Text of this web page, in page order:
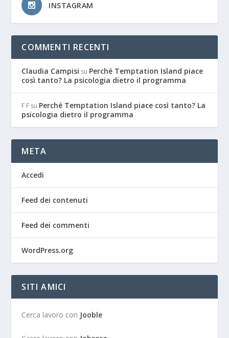
INSTAGRAM
COMMENTI RECENTI
Claudia Campisi su Perché Temptation Island piace
così tanto? La psicologia dietro il programma
F F su Perché Temptation Island piace così tanto? La
psicologia dietro il programma
META
Accedi
Feed dei contenuti
Feed dei commenti
WordPress.org
SITI AMICI
Cerca lavoro con Jooble